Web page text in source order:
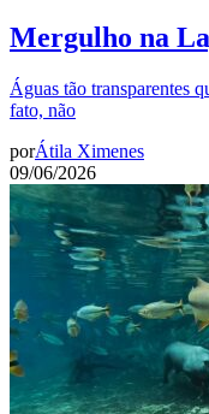
Mergulho na
Águas tão transparentes
fato, não
porÁtila Ximenes
09/06/2026